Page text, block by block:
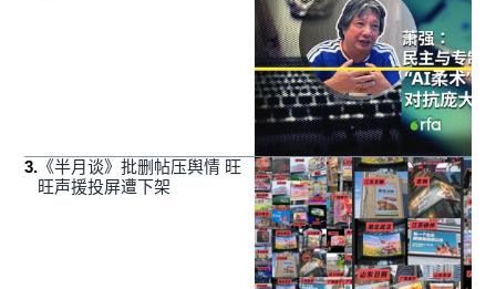
3. 《半月谈》批删帖压舆情 旺
旺声援投屏遭下架